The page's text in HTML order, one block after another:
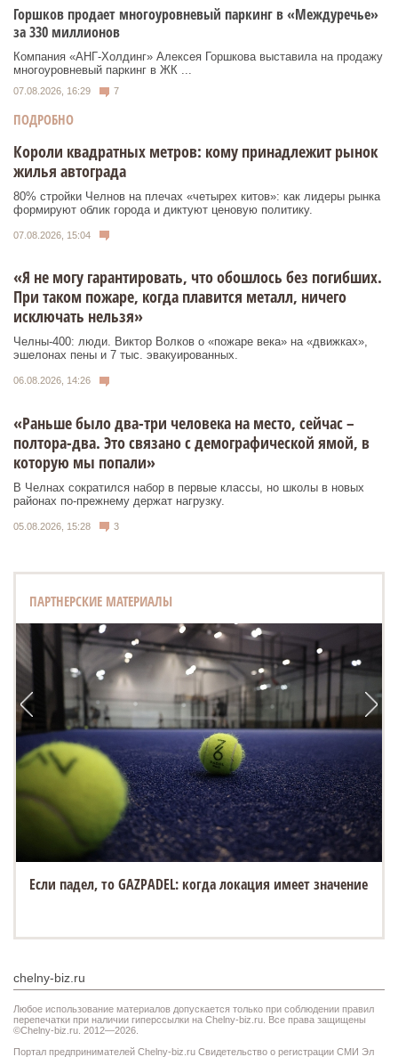
Горшков продает многоуровневый паркинг в «Междуречье»
за 330 миллионов
Компания «АНГ-Холдинг» Алексея Горшкова выставила на продажу
многоуровневый паркинг в ЖК ...
07.08.2026, 16:29 7
ПОДРОБНО
Короли квадратных метров: кому принадлежит рынок
жилья автограда
80% стройки Челнов на плечах «четырех китов»: как лидеры рынка
формируют облик города и диктуют ценовую политику.
07.08.2026, 15:04
«Я не могу гарантировать, что обошлось без погибших.
При таком пожаре, когда плавится металл, ничего
исключать нельзя»
Челны-400: люди. Виктор Волков о «пожаре века» на «движках»,
эшелонах пены и 7 тыс. эвакуированных.
06.08.2026, 14:26
«Раньше было два-три человека на место, сейчас –
полтора-два. Это связано с демографической ямой, в
которую мы попали»
В Челнах сократился набор в первые классы, но школы в новых
районах по-прежнему держат нагрузку.
05.08.2026, 15:28 3
ПАРТНЕРСКИЕ МАТЕРИАЛЫ
Если падел, то GAZPADEL: когда локация имеет значение
chelny-biz.ru
Любое использование материалов допускается только при соблюдении правил
перепечатки при наличии гиперссылки на Chelny-biz.ru. Все права защищены
©Chelny-biz.ru. 2012—2026.
Портал предпринимателей Chelny-biz.ru Свидетельство о регистрации СМИ Эл